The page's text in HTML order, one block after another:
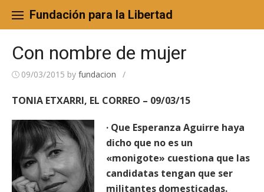
content
Fundación para la Libertad
Con nombre de mujer
09/03/2015 by fundacion /
TONIA ETXARRI, EL CORREO – 09/03/15
· Que Esperanza Aguirre haya
dicho que no es un
«monigote» cuestiona que las
candidatas tengan que ser
militantes domesticadas.